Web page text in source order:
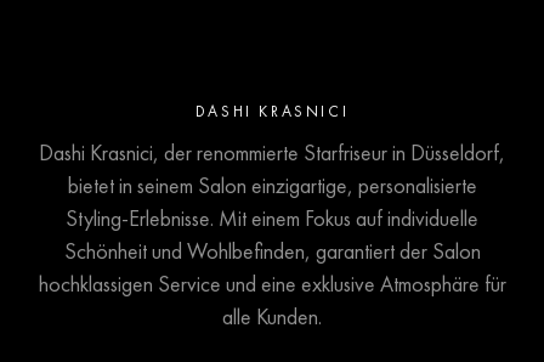
DASHI KRASNICI
Dashi Krasnici, der renommierte Starfriseur in Düsseldorf,
bietet in seinem Salon einzigartige, personalisierte
Styling-Erlebnisse. Mit einem Fokus auf individuelle
Schönheit und Wohlbefinden, garantiert der Salon
hochklassigen Service und eine exklusive Atmosphäre für
alle Kunden.